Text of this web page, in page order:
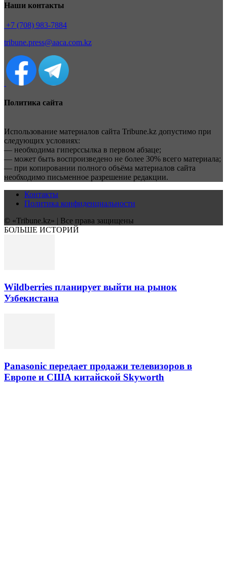
Наши контакты
+7 (708) 983-7884
tribune.press@aaca.com.kz
Политика сайта
Использование материалов сайта Tribune.kz допустимо при
следующих условиях:
— необходима гиперссылка в первом абзаце;
— может быть воспроизведено не более 30% всего материала;
— при копировании полного объёма материалов сайта
необходимо письменное разрешение редакции.
Контакты
Политика конфиденциальности
© «Tribune.kz» | Все права защищены
БОЛЬШЕ ИСТОРИЙ
Wildberries планирует выйти на рынок
Узбекистана
Panasonic передает продажи телевизоров в
Европе и США китайской Skyworth